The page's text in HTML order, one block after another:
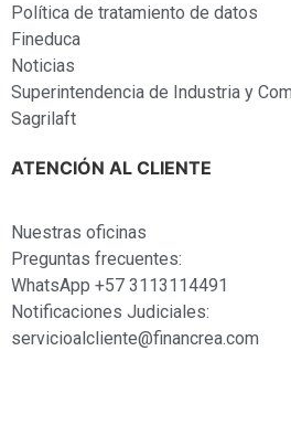
Política de tratamiento de datos
Fineduca
Noticias
Superintendencia de Industria y
Sagrilaft
ATENCIÓN AL CLIENTE
Nuestras oficinas
Preguntas frecuentes:
WhatsApp +57 3113114491
Notificaciones Judiciales:
servicioalcliente@financrea.com